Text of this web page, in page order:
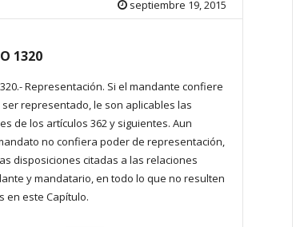
septiembre 19, 2015
1320
Representación. Si el mandante confiere
representado, le son aplicables las
de los artículos 362 y siguientes. Aun
no confiera poder de representación,
disposiciones citadas a las relaciones
y mandatario, en todo lo que no resulten
en este Capítulo.